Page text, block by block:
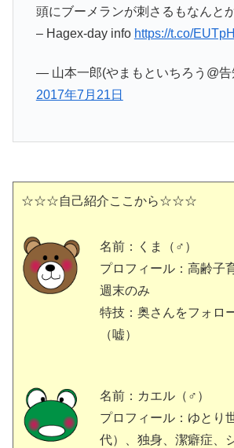
頭にブーメランが刺さるもなんと
– Hagex-day info https://t.co/
— 山本一郎(やまもといちろう@告
2017年7月21日
☆☆☆自己紹介ここから☆☆☆
名前：くま（♂）
プロフィール：高齢子
週末のみ
特技：奥さんをフォロ
（嘘）
名前：カエル（♂）
プロフィール：ゆとり
代）、独身、潔癖症、